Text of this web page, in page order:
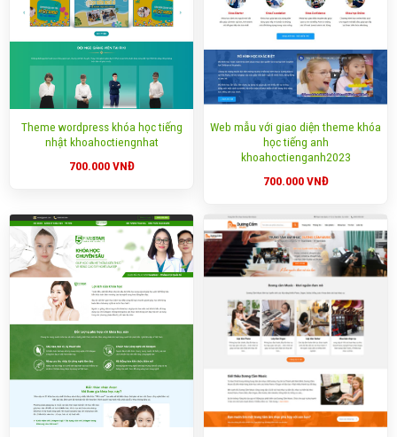
Theme wordpress khóa học tiếng
nhật khoahoctiengnhat
700.000VNĐ
Web mẫu với giao diện theme khóa
học tiếng anh
khoahoctienganh2023
700.000VNĐ